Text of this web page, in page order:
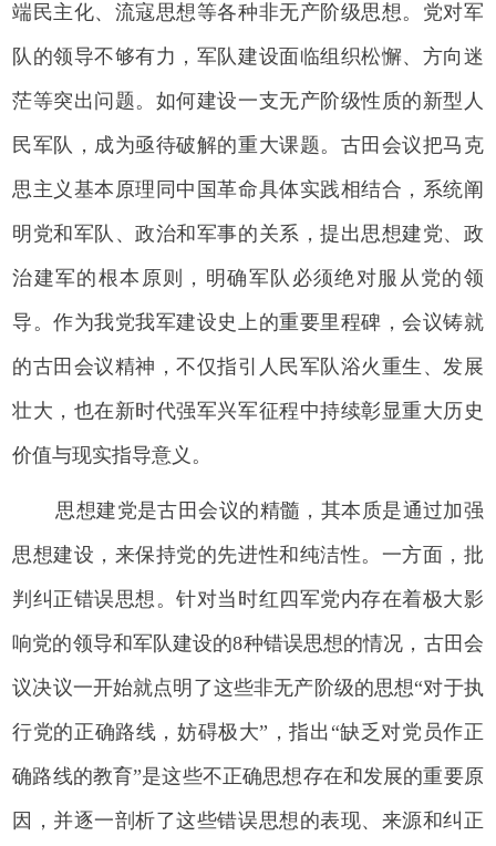
端民主化、流寇思想等各种非无产阶级思想。党对军
队的领导不够有力，军队建设面临组织松懈、方向迷
茫等突出问题。如何建设一支无产阶级性质的新型人
民军队，成为亟待破解的重大课题。古田会议把马克
思主义基本原理同中国革命具体实践相结合，系统阐
明党和军队、政治和军事的关系，提出思想建党、政
治建军的根本原则，明确军队必须绝对服从党的领
导。作为我党我军建设史上的重要里程碑，会议铸就
的古田会议精神，不仅指引人民军队浴火重生、发展
壮大，也在新时代强军兴军征程中持续彰显重大历史
价值与现实指导意义。
思想建党是古田会议的精髓，其本质是通过加强
思想建设，来保持党的先进性和纯洁性。一方面，批
判纠正错误思想。针对当时红四军党内存在着极大影
响党的领导和军队建设的8种错误思想的情况，古田会
议决议一开始就点明了这些非无产阶级的思想“对于执
行党的正确路线，妨碍极大”，指出“缺乏对党员作正
确路线的教育”是这些不正确思想存在和发展的重要原
因，并逐一剖析了这些错误思想的表现、来源和纠正